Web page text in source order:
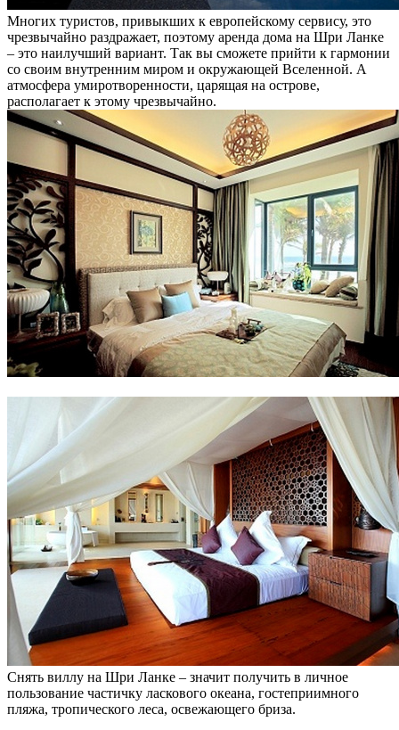
Многих туристов, привыкших к европейскому сервису, это
чрезвычайно раздражает, поэтому аренда дома на Шри Ланке
– это наилучший вариант. Так вы сможете прийти к гармонии
со своим внутренним миром и окружающей Вселенной. А
атмосфера умиротворенности, царящая на острове,
располагает к этому чрезвычайно.
Снять виллу на Шри Ланке – значит получить в личное
пользование частичку ласкового океана, гостеприимного
пляжа, тропического леса, освежающего бриза.